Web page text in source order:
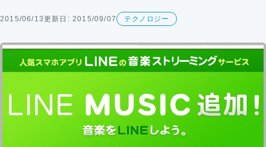
2015/06/13更新日: 2015/09/07 テクノロジー